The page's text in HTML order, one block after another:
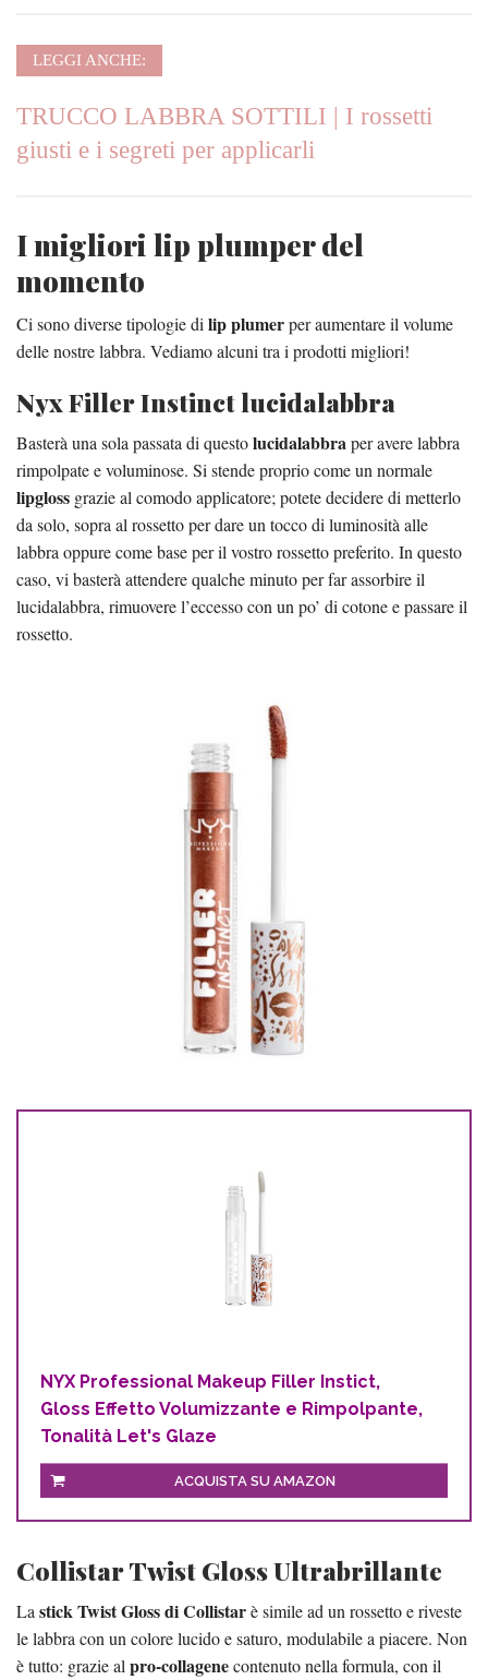
LEGGI ANCHE:
TRUCCO LABBRA SOTTILI | I rossetti
giusti e i segreti per applicarli
I migliori lip plumper del
momento
Ci sono diverse tipologie di lip plumerper aumentare il volume
delle nostre labbra. Vediamo alcuni tra i prodotti migliori!
Nyx Filler Instinct lucidalabbra
Basterà una sola passata di questolucidalabbraper avere labbra
rimpolpate e voluminose. Si stende proprio come un normale
lipgloss grazie al comodo applicatore; potete decidere di metterlo
da solo, sopra al rossetto per dare un tocco di luminosità alle
labbra oppure come base per il vostro rossetto preferito. In questo
caso, vi basterà attendere qualche minuto per far assorbire il
lucidalabbra, rimuovere l’eccesso con un po’ di cotone e passare il
rossetto.
NYX Professional Makeup Filler Instict,
Gloss Effetto Volumizzante e Rimpolpante,
Tonalità Let's Glaze
ACQUISTA SU AMAZON
Collistar Twist Gloss Ultrabrillante
Lastick Twist Gloss di Collistarè simile ad un rossetto e riveste
le labbra con un colore lucido e saturo, modulabile a piacere. Non
è tutto: grazie alpro-collagenecontenuto nella formula, con il